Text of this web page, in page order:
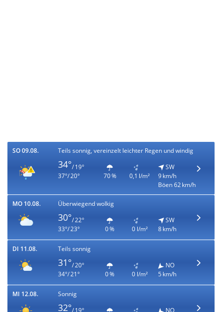
SO 09.08. Teils sonnig, vereinzelt leichter Regen und windig
34°/ 19°
37°/ 20°
70 % 0,1 l/m²
SW
9 km/h
Böen 62 km/h
MO 10.08. Überwiegend wolkig
30°/ 22°
33°/ 23°
0 % 0 l/m²
SW
8 km/h
DI 11.08. Teils sonnig
31°/ 20°
34°/ 21°
0 % 0 l/m²
NO
5 km/h
MI 12.08. Sonnig
32°/ 19°
NO